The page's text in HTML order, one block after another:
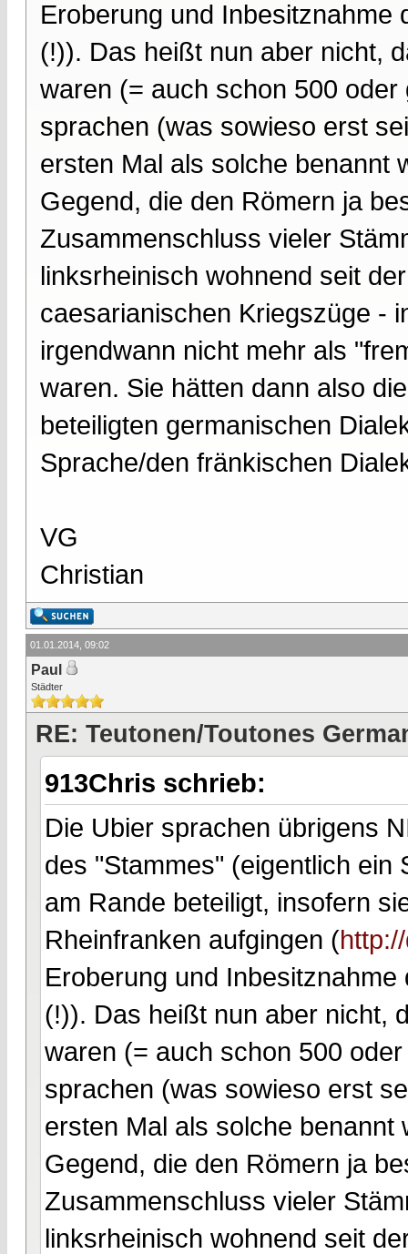
Eroberung und Inbesitznahme
(!)). Das heißt nun aber nicht,
waren (= auch schon 500
sprachen (was sowieso erst
ersten Mal als solche benannt
Gegend, die den Römern ja
Zusammenschluss vieler
linksrheinisch wohnend seit
caesarianischen Kriegszüge -
irgendwann nicht mehr als
waren. Sie hätten dann also
beteiligten germanischen
Sprache/den fränkischen
VG
Christian
01.01.2014, 09:02
Paul
Städter
RE: Teutonen/Toutones
913Chris schrieb:
Die Ubier sprachen übrigens
des "Stammes" (eigentlich
am Rande beteiligt, insofern
Rheinfranken aufgingen (
Eroberung und
(!)). Das heißt nun aber nicht,
waren (= auch schon 500
sprachen (was sowieso erst
ersten Mal als solche
Gegend, die den Römern ja
Zusammenschluss vieler
linksrheinisch wohnend seit